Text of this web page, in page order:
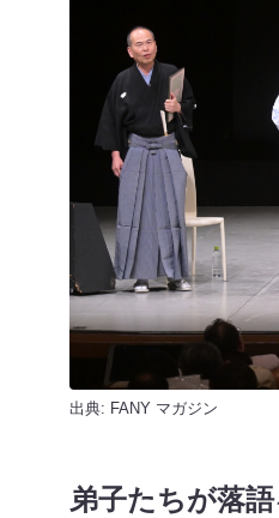
出典: FANY マガジン
弟子たちが落